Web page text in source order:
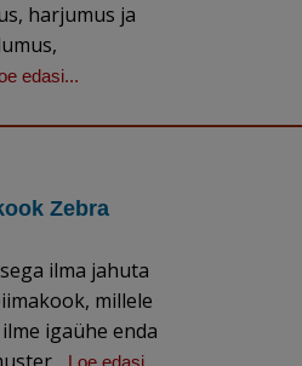
harjumus ja
edasi...
Zebra
ilma jahuta
millele
igaühe enda